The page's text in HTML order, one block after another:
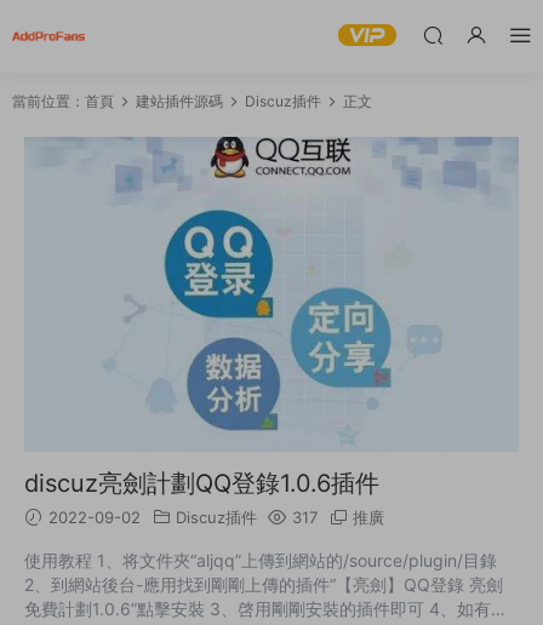
當前位置： 首頁 建站插件源碼 Discuz插件 正文
discuz亮劍計劃QQ登錄1.0.6插件
2022-09-02 Discuz插件 317 推廣
使用教程 1、将文件夾“aljqq”上傳到網站的/source/plugin/目錄
2、到網站後台-應用找到剛剛上傳的插件“【亮劍】QQ登錄 亮劍
免費計劃1.0.6”點擊安裝 3、啓用剛剛安裝的插件即可 4、如有其